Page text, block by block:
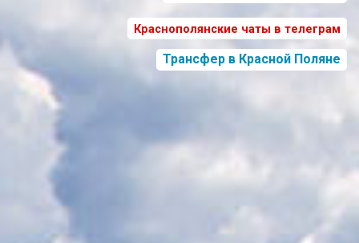
Краснополянские чаты в телеграм
Трансфер в Красной Поляне